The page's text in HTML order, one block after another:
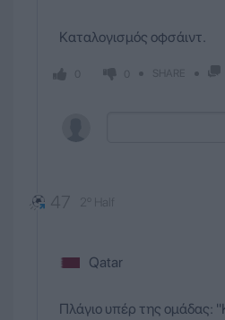
Καταλογισμός οφσάιντ.
SHARE
47 2º Half
Qatar
Πλάγιο υπέρ της ομάδας: